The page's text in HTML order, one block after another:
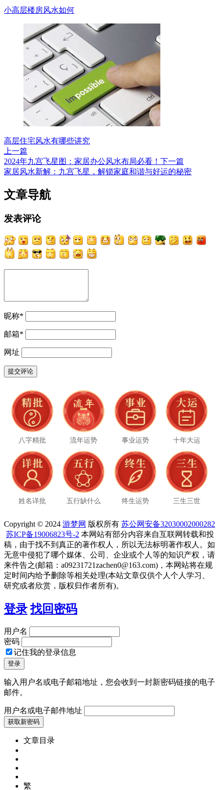
小高层楼房风水如何
高层住宅风水有哪些讲究
上一篇
2024年九宫飞星图：家居办公风水布局必看！ 下一篇
家居风水新解：九宫飞星，解锁家庭和谐与好运的秘密
文章导航
发表评论
昵称*
邮箱*
网址
八字精批 流年运势 事业运势 十年大运
姓名详批 五行缺什么 终生运势 三生三世
Copyright © 2024 游梦网 版权所有 苏公网安备32030002000282
苏ICP备19006823号-2 本网站有部分内容来自互联网转载和投
稿，由于找不到真正的著作权人，所以无法标明著作权人。如
无意中侵犯了哪个媒体、公司、企业或个人等的知识产权，请
来件告之(邮箱：a09231721zachen0@163.com)，本网站将在规
定时间内给予删除等相关处理(本站文章仅供个人个人学习、
研究或者欣赏，版权归作者所有)。
登录 找回密码
用户名
密码
记住我的登录信息
输入用户名或电子邮箱地址，您会收到一封新密码链接的电子
邮件。
用户名或电子邮件地址
文章目录
繁